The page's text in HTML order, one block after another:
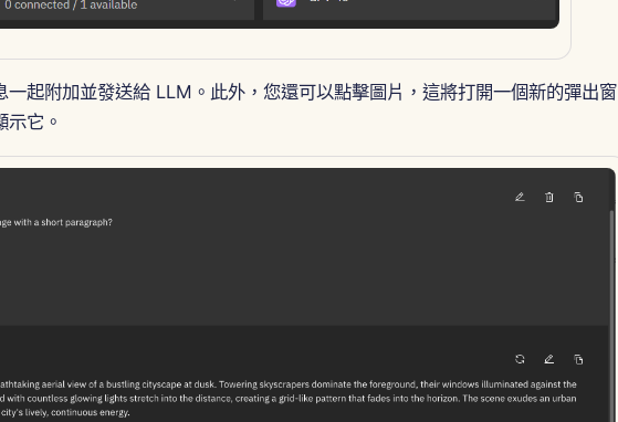
一起附加並發送給 LLM。此外，您還可以點擊圖片，這將打開一個新的彈出窗
示它。